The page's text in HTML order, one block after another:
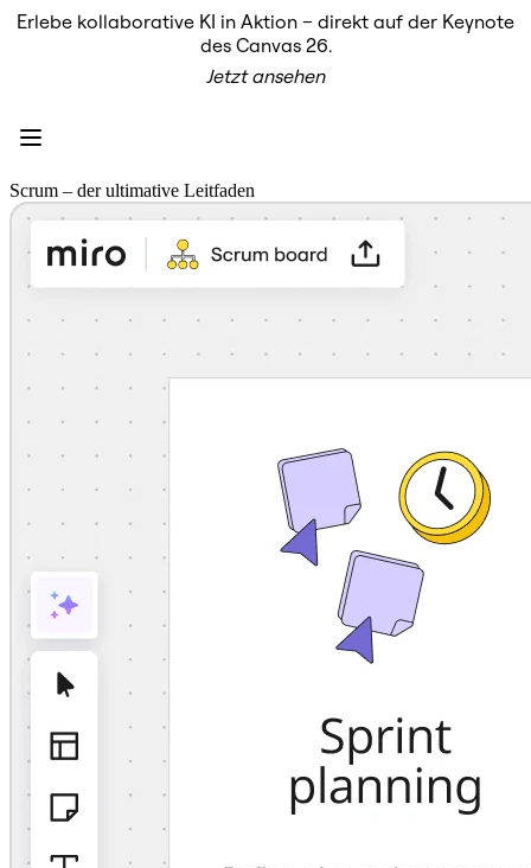
Unsere Empfehlungen
Intelligenter Canvas
KI-Übersicht
AI Workflows
MCP-Server
KI-Playbooks entdecken
MCP-Server
Blueprints
Sicherheit
Enterprise Guard
Apps herunterladen
Whiteboard
Diagramme
Zeitachsen
Dokumente
Einsatzbereiche
Unsere Empfehlungen
Im Miroverse umschauen
Workshops
Concept Maps
Erlebe kollaborative KI in Aktion – direkt auf der Keynote
des Canvas 26.
Jetzt ansehen
Scrum – der ultimative Leitfaden